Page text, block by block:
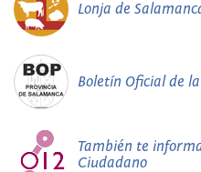
Lonja de
Boletín Oficial de
También te
Ciudadano